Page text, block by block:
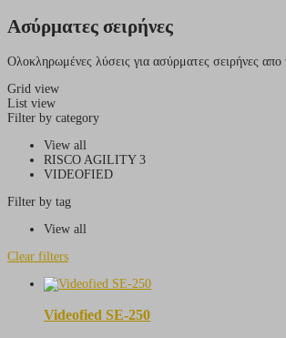
Ασύρματες σειρήνες
Ολοκληρωμένες λύσεις για ασύρματες σειρήνες απο
Grid view
List view
Filter by category
View all
RISCO AGILITY 3
VIDEOFIED
Filter by tag
View all
Clear filters
Videofied SE-250